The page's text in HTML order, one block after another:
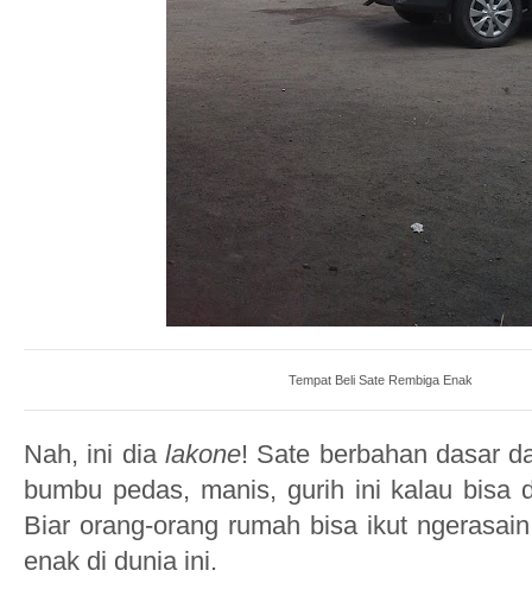
Tempat Beli Sate Rembiga Enak
Nah, ini dia lakone! Sate berbahan dasar
bumbu pedas, manis, gurih ini kalau bisa
Biar orang-orang rumah bisa ikut
enak di dunia ini.